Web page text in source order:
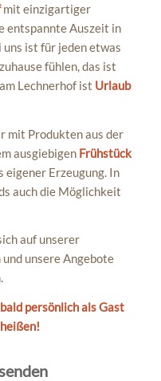
mit einzigartiger
entspannte Auszeit in
ist für jeden etwas
fühlen, das ist
Lechnerhof ist Urlaub
mit Produkten aus der
ausgiebigen Frühstück
Erzeugung. In
auch die Möglichkeit
auf unserer
unsere Angebote
persönlich als Gast